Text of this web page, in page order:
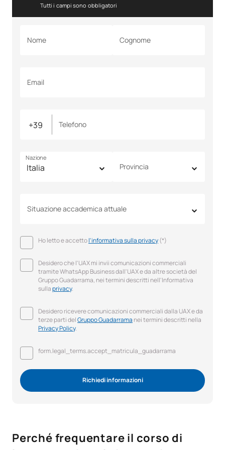
Tutti i campi sono obbligatori
Nome Cognome
Email
Telefono
Nazione
Provincia
Situazione accademica attuale
Ho letto e accettol'informativa sulla privacy(*)
Desidero che l'UAX mi invii comunicazioni commerciali
tramite WhatsApp Business dall'UAX e da altre società del
Gruppo Guadarrama, nei termini descritti nell'Informativa
sullaprivacy.
Desidero ricevere comunicazioni commerciali dalla UAX e da
terze parti delGruppo Guadarrama nei termini descritti nella
Privacy Policy.
form.legal_terms.accept_matricula_guadarrama
Richiedi informazioni
Perché frequentare il corso di